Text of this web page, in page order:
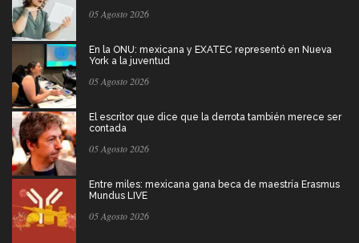
05 Agosto 2026
En la ONU: mexicana y EXATEC representó en Nueva
York a la juventud
05 Agosto 2026
El escritor que dice que la derrota también merece ser
contada
05 Agosto 2026
Entre miles: mexicana gana beca de maestría Erasmus
Mundus LIVE
05 Agosto 2026